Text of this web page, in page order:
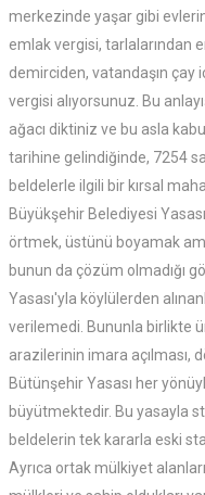
merkezinde yaşar gibi
emlak vergisi, tarlalarından
demirciden, vatandaşın
vergisi alıyorsunuz. Bu
ağacı diktiniz ve bu asla
tarihine gelindiğinde, 7254
beldelerle ilgili bir kırsal
Büyükşehir Belediyesi
örtmek, üstünü boyamak
bunun da çözüm olmadığı
Yasası'yla köylülerden
verilemedi. Bununla birlikte
arazilerinin imara açılması,
Bütünşehir Yasası her
büyütmektedir. Bu yasayla
beldelerin tek kararla eski
Ayrıca ortak mülkiyet